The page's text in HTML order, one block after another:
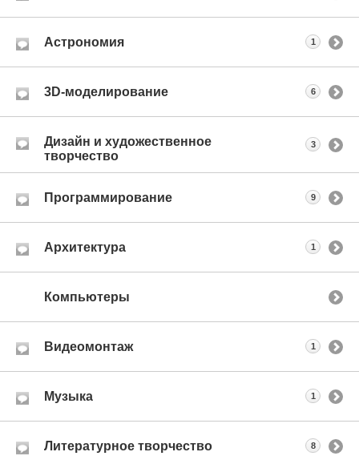
Астрономия 1
3D-моделирование 6
Дизайн и художественное
творчество
3
Программирование 9
Архитектура 1
Компьютеры
Видеомонтаж 1
Музыка 1
Литературное творчество 8